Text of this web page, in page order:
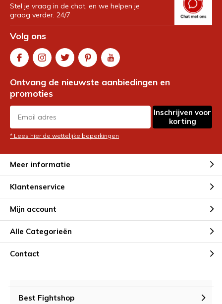
Stel je vraag in de chat, en we helpen je
graag verder. 24/7
Volg ons
Ontvang de nieuwste aanbiedingen en
promoties
Inschrijven voor
korting
* Lees hier de wettelijke beperkingen
Meer informatie
Klantenservice
Mijn account
Alle Categorieën
Contact
Best Fightshop